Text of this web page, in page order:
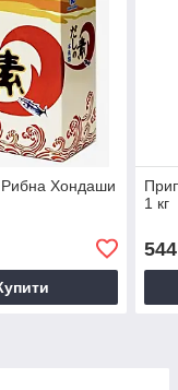
Хондаши
1 кг
544